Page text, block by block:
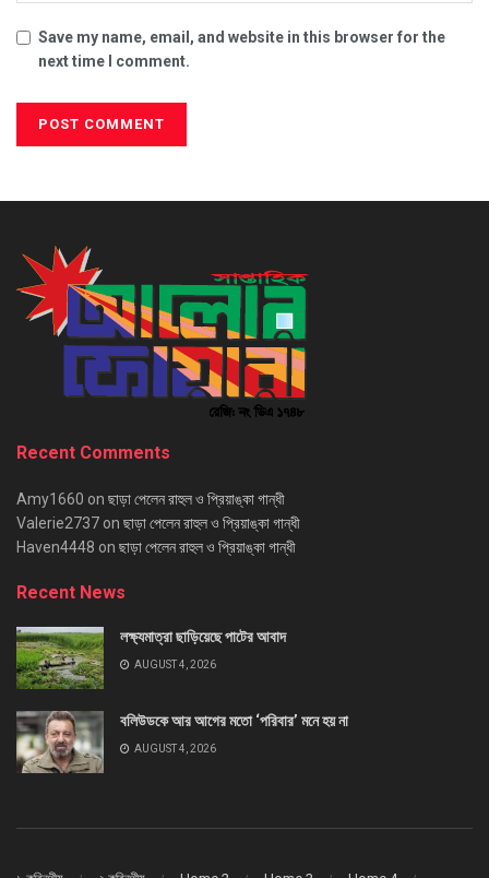
Save my name, email, and website in this browser for the
next time I comment.
Recent Comments
Amy1660 on ছাড়া পেলেন রাহুল ও প্রিয়াঙ্কা গান্ধী
Valerie2737 on ছাড়া পেলেন রাহুল ও প্রিয়াঙ্কা গান্ধী
Haven4448 on ছাড়া পেলেন রাহুল ও প্রিয়াঙ্কা গান্ধী
Recent News
লক্ষ্যমাত্রা ছাড়িয়েছে পাটের আবাদ
AUGUST 4, 2026
বলিউডকে আর আগের মতো ‘পরিবার’ মনে হয় না
AUGUST 4, 2026